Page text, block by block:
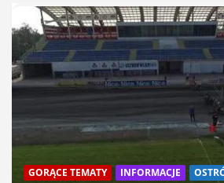
GORĄCE TEMATY INFORMACJE